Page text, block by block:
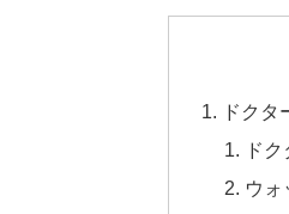
ドクタ
ド
ウ